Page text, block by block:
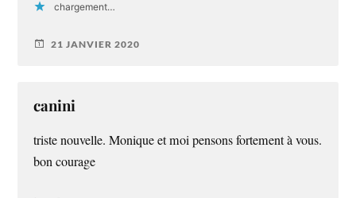
chargement…
21 JANVIER 2020
canini
triste nouvelle. Monique et moi pensons fortement à vous.
bon courage